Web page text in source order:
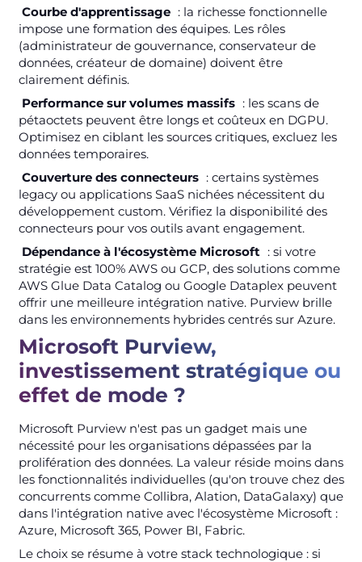
Courbe d'apprentissage : la richesse fonctionnelle
impose une formation des équipes. Les rôles
(administrateur de gouvernance, conservateur de
données, créateur de domaine) doivent être
clairement définis.
Performance sur volumes massifs : les scans de
pétaoctets peuvent être longs et coûteux en DGPU.
Optimisez en ciblant les sources critiques, excluez les
données temporaires.
Couverture des connecteurs : certains systèmes
legacy ou applications SaaS nichées nécessitent du
développement custom. Vérifiez la disponibilité des
connecteurs pour vos outils avant engagement.
Dépendance à l'écosystème Microsoft : si votre
stratégie est 100% AWS ou GCP, des solutions comme
AWS Glue Data Catalog ou Google Dataplex peuvent
offrir une meilleure intégration native. Purview brille
dans les environnements hybrides centrés sur Azure.
Microsoft Purview,
investissement stratégique ou
effet de mode ?
Microsoft Purview n'est pas un gadget mais une
nécessité pour les organisations dépassées par la
prolifération des données. La valeur réside moins dans
les fonctionnalités individuelles (qu'on trouve chez des
concurrents comme Collibra, Alation, DataGalaxy) que
dans l'intégration native avec l'écosystème Microsoft :
Azure, Microsoft 365, Power BI, Fabric.
Le choix se résume à votre stack technologique : si